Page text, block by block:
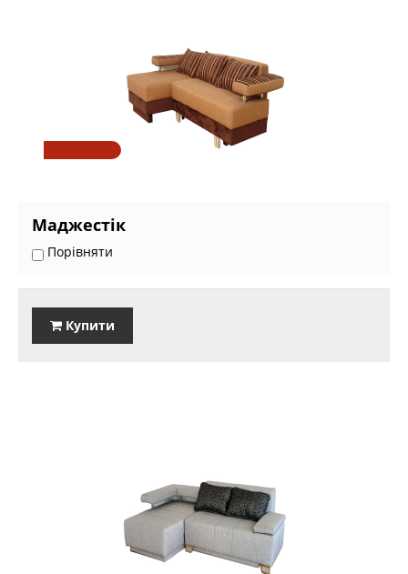
Маджестік
Порівняти
Купити